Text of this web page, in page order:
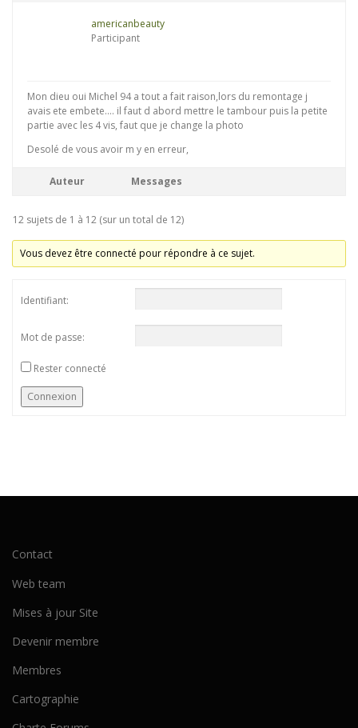
americanbeauty
Participant
Mon dieu oui Michel 94 a tout a fait raison,lors du remontage j
avais ete embete…. il faut d abord mettre le tambour puis la petite
partie avec les 4 vis, faut que je change la photo
Desolé de vous avoir m y en erreur,
Auteur Messages
12 sujets de 1 à 12 (sur un total de 12)
Vous devez être connecté pour répondre à ce sujet.
Identifiant:
Mot de passe:
Rester connecté
Connexion
Contact
Web team
Mises à jour Site
Devenir membre
Membres
Cartographie